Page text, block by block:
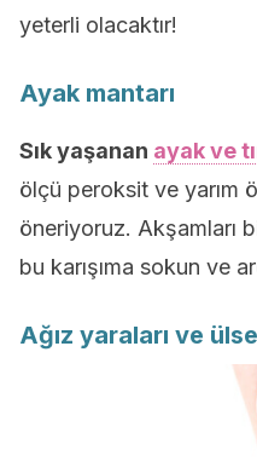
yeterli olacaktır!
Ayak mantarı
Sık yaşanan ayak ve
ölçü peroksit ve yarım
öneriyoruz. Akşamları
bu karışıma sokun ve
Ağız yaraları ve